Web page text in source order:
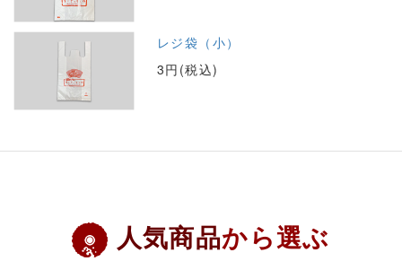
レジ袋（小）
3円(税込)
人気商品から選ぶ